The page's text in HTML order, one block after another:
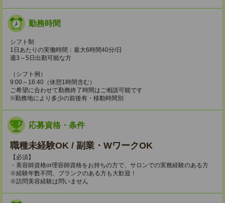
勤務時間
シフト制
1日あたりの実働時間：最大6時間40分/日
週3～5日出勤可能な方
（シフト例）
9:00～16:40（休憩1時間含む）
ご希望に合わせて勤務終了時間はご相談可能です
※勤務地により多少の前後有・移動時間別
応募資格・条件
職種未経験OK / 副業・WワークOK
【必須】
・美容師資格or理容師資格をお持ちの方で、サロンでの実務経験のある方
※経験年数不問、ブランクのある方も大歓迎！
※訪問美容経験は問いません